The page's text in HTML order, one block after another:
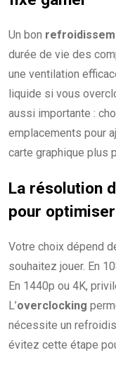
Un bon
durée de vie des
une ventilation
liquide si vous
aussi importante :
emplacements pour
carte graphique plus
La résolution
pour
Votre choix dépend
souhaitez jouer. En
En 1440p ou 4K,
L’overclocking
nécessite un
évitez cette étape